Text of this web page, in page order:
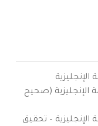
الإنجليزية (صحيح
الإنجليزية – تحقيق